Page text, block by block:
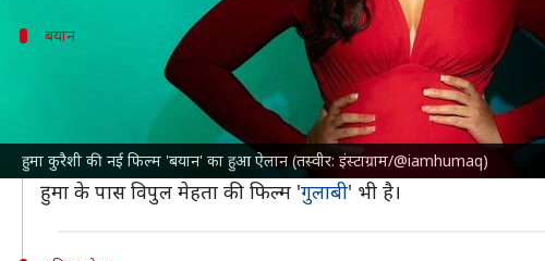
हुमा कुरैशी की नई फिल्म 'बयान' का हुआ ऐलान (तस्वीर: इंस्टाग्राम/@iamhumaq)
बयान
फिल्म की शूटिंग शुरू
शिलादित्य बोरा, मधु शर्मा, कुणाल कुमार और अंशुमान सिंह इस
हुमा ने 'बयान' की घोषणा करते हुए लिखा, 'एक ऐसी फिल्म जिसे लेकर
समर्पण।'
हुमा के पास विपुल मेहता की फिल्म 'गुलाबी' भी है।